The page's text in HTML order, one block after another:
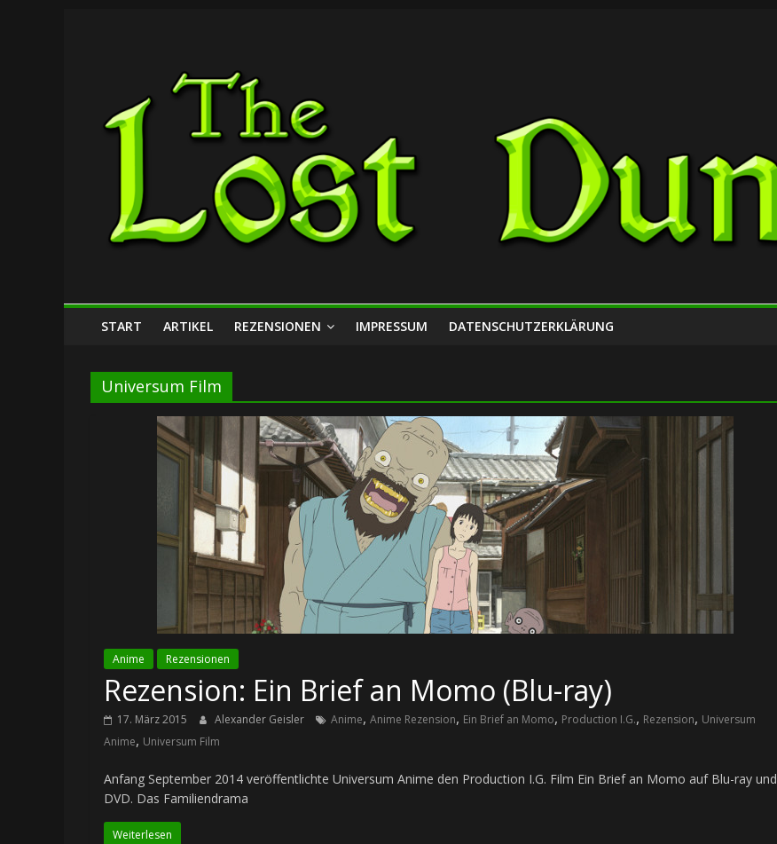
Lost
Dungeon
START ARTIKEL REZENSIONEN IMPRESSUM DATENSCHUTZERKLÄRUNG
Universum Film
Anime Rezensionen
Rezension: Ein Brief an Momo (Blu-ray)
17. März 2015 Alexander Geisler Anime, Anime Rezension, Ein Brief an Momo, Production I.G., Rezension, Universum
Anime, Universum Film
Anfang September 2014 veröffentlichte Universum Anime den Production I.G. Film Ein Brief an Momo auf Blu-ray und
DVD. Das Familiendrama
Weiterlesen